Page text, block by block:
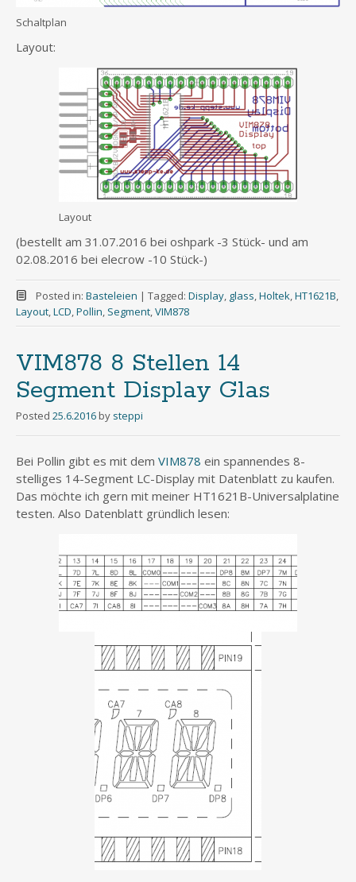
Schaltplan
Layout:
Layout
(bestellt am 31.07.2016 bei oshpark -3 Stück- und am
02.08.2016 bei elecrow -10 Stück-)
Posted in: Basteleien | Tagged: Display, glass,Holtek,HT1621B,
Layout,LCD,Pollin, Segment,VIM878
VIM878 8 Stellen 14
Segment Display Glas
Posted 25.6.2016 by steppi
Bei Pollin gibt es mit dem VIM878 ein spannendes 8-
stelliges 14-Segment LC-Display mit Datenblatt zu kaufen.
Das möchte ich gern mit meiner HT1621B-Universalplatine
testen. Also Datenblatt gründlich lesen: